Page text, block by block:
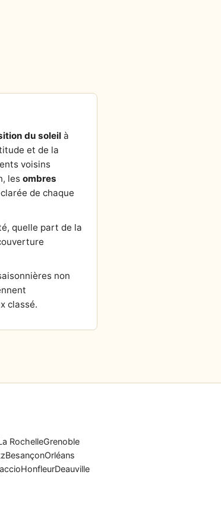
du soleil à
et de la
voisins
les ombres
de chaque
quelle part de la
non
classé.
RochelleGrenoble
BesançonOrléans
HonfleurDeauville